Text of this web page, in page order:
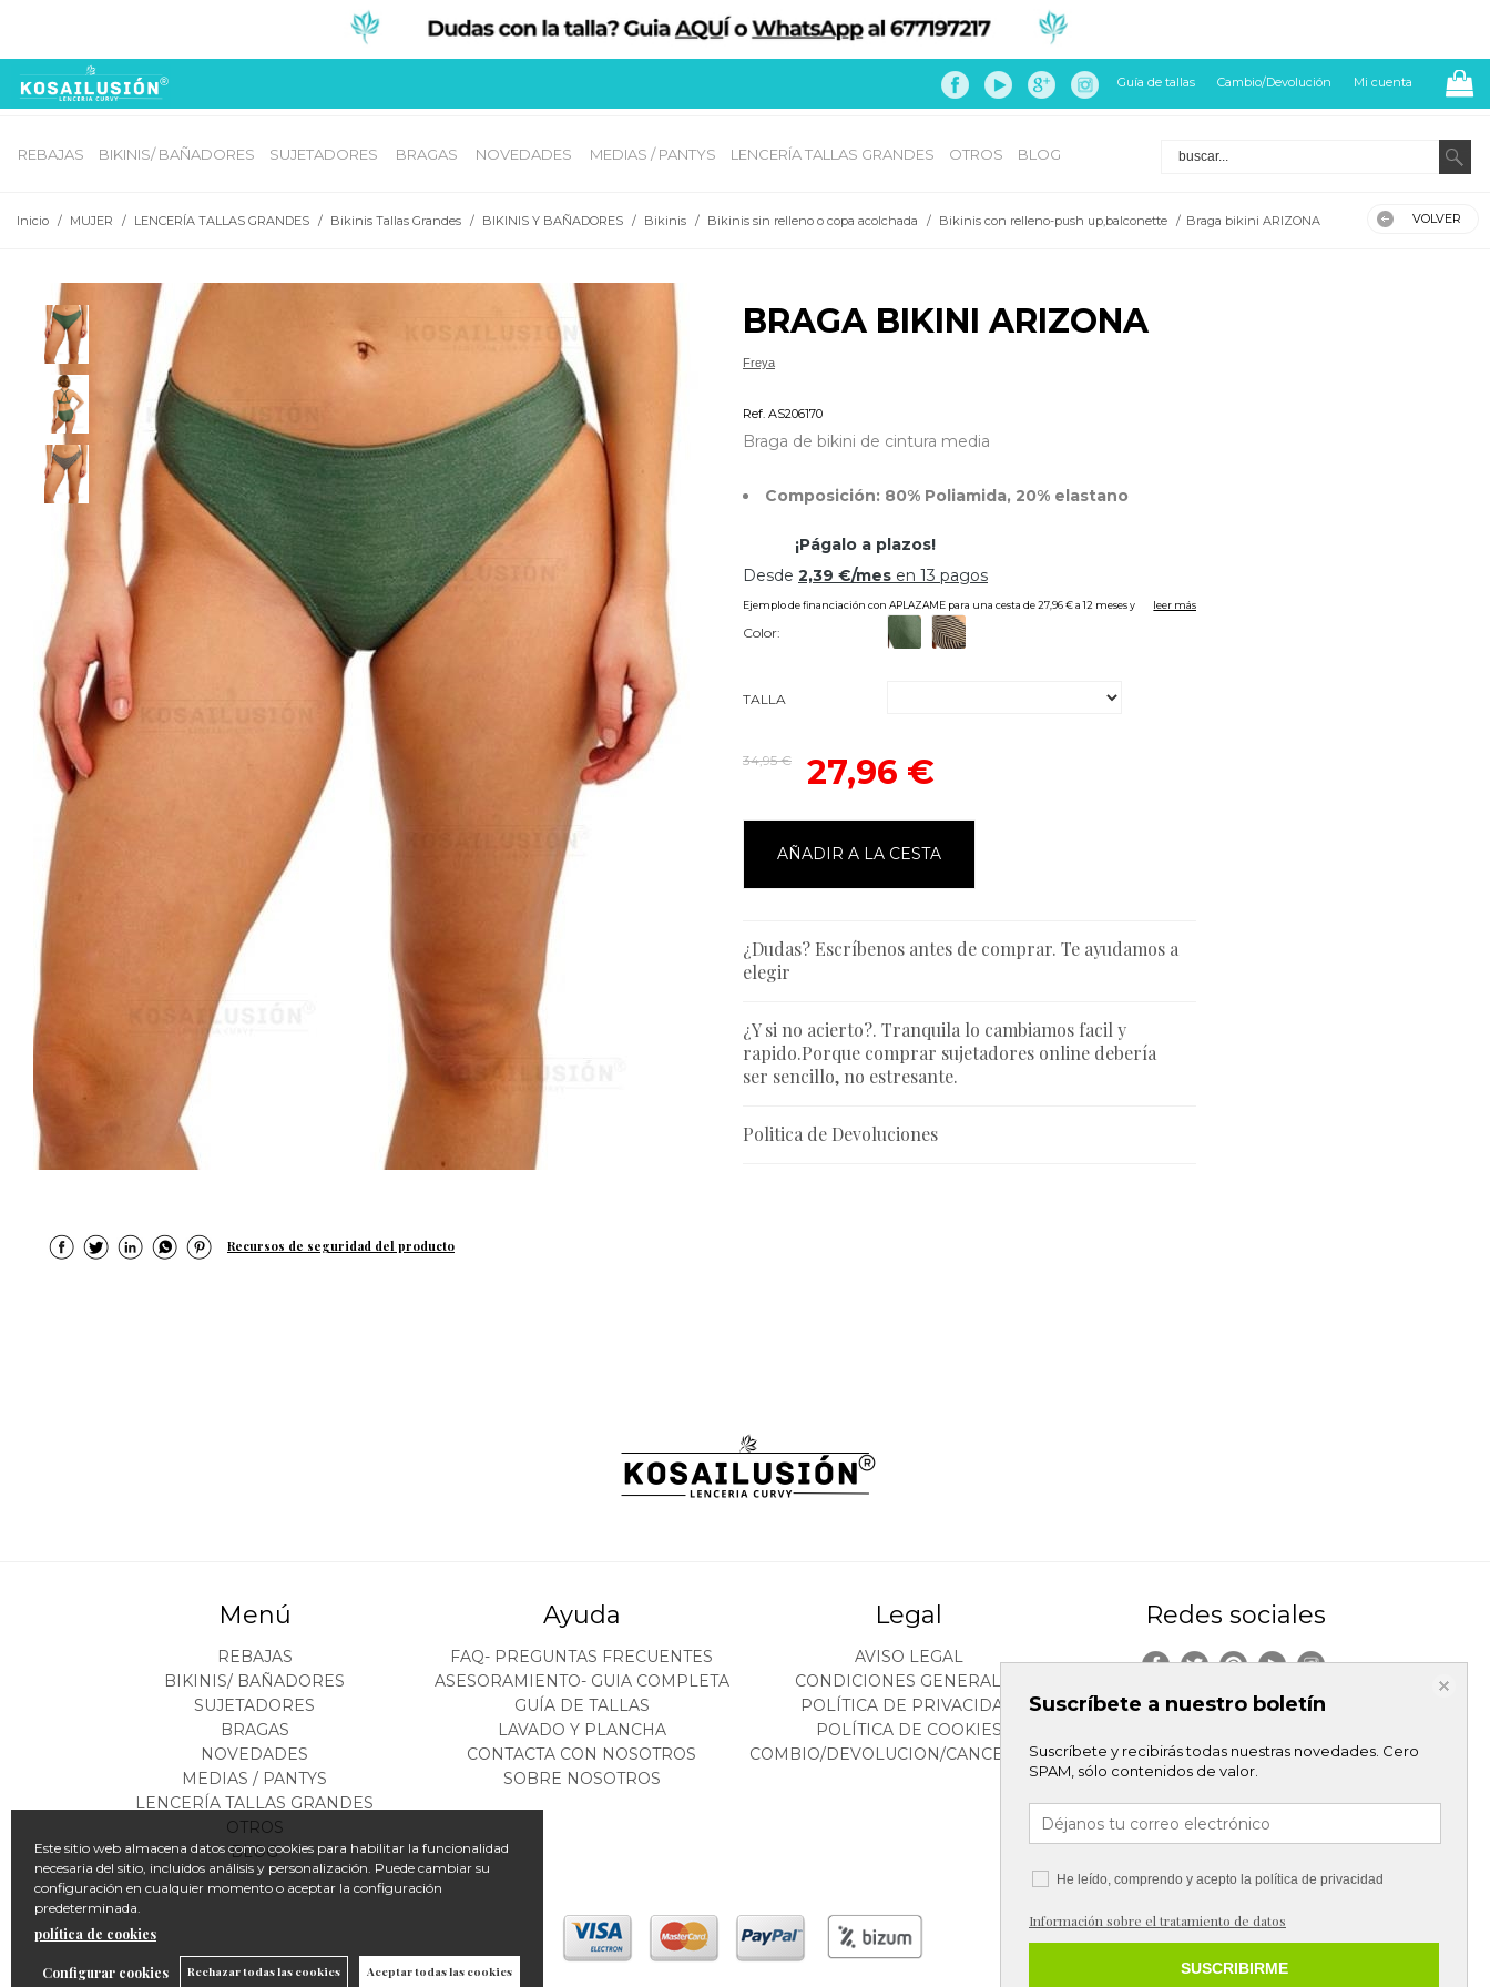
Guía de tallas Cambio/Devolución Mi cuenta
REBAJAS BIKINIS/ BAÑADORES SUJETADORES BRAGAS NOVEDADES MEDIAS / PANTYS LENCERÍA TALLAS GRANDES OTROS BLOG
Inicio / MUJER / LENCERÍA TALLAS GRANDES / Bikinis Tallas Grandes / BIKINIS Y BAÑADORES / Bikinis / Bikinis sin relleno o copa acolchada / Bikinis con relleno-push up,balconette / Braga bikini ARIZONA VOLVER
BRAGA BIKINI ARIZONA
Freya
Ref. AS206170
Braga de bikini de cintura media
Composición: 80% Poliamida, 20% elastano
Color:
TALLA
34,95 € 27,96 €
AÑADIR A LA CESTA
¿Dudas? Escríbenos antes de comprar. Te ayudamos a
elegir
¿Y si no acierto?. Tranquila lo cambiamos facil y
rapido.Porque comprar sujetadores online debería
ser sencillo, no estresante.
Politica de Devoluciones
Recursos de seguridad del producto
Menú
REBAJAS
BIKINIS/ BAÑADORES
SUJETADORES
BRAGAS
NOVEDADES
MEDIAS / PANTYS
LENCERÍA TALLAS GRANDES
OTROS
BLOG
Ayuda
FAQ- PREGUNTAS FRECUENTES
ASESORAMIENTO- GUIA COMPLETA
GUÍA DE TALLAS
LAVADO Y PLANCHA
CONTACTA CON NOSOTROS
SOBRE NOSOTROS
Legal
AVISO LEGAL
CONDICIONES GENERALES
POLÍTICA DE PRIVACIDAD
POLÍTICA DE COOKIES
COMBIO/DEVOLUCION/CANCELACION
Redes sociales
Este sitio web almacena datos como cookies para habilitar la funcionalidad
necesaria del sitio, incluidos análisis y personalización. Puede cambiar su
configuración en cualquier momento o aceptar la configuración
predeterminada.
política de cookies
Configurar cookies Rechazar todas las cookies Aceptar todas las cookies
Suscríbete a nuestro boletín
Suscríbete y recibirás todas nuestras novedades. Cero
SPAM, sólo contenidos de valor.
He leído, comprendo y acepto la política de privacidad
Información sobre el tratamiento de datos
SUSCRIBIRME